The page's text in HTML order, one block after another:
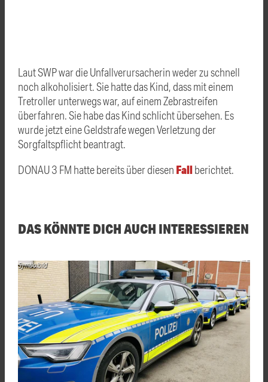
Laut SWP war die Unfallverursacherin weder zu schnell
noch alkoholisiert. Sie hatte das Kind, dass mit einem
Tretroller unterwegs war, auf einem Zebrastreifen
überfahren. Sie habe das Kind schlicht übersehen. Es
wurde jetzt eine Geldstrafe wegen Verletzung der
Sorgfaltspflicht beantragt.
DONAU 3 FM hatte bereits über diesen Fallberichtet.
DAS KÖNNTE DICH AUCH INTERESSIEREN
Symbolbild